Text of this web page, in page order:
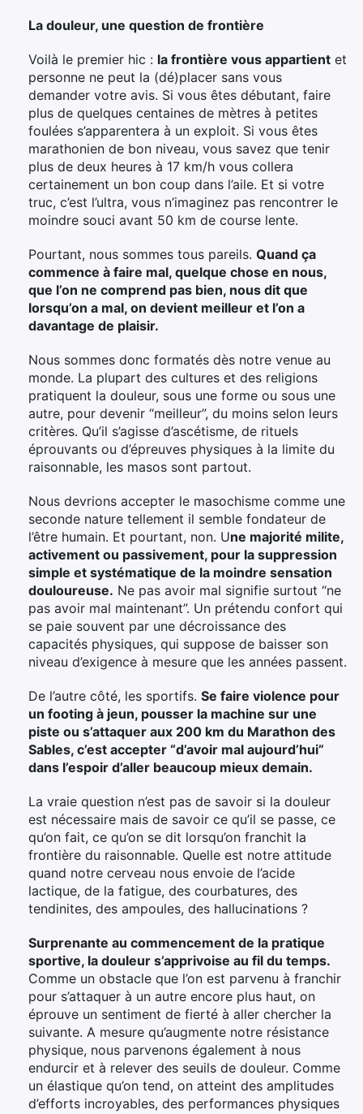
La douleur, une question de frontière
Voilà le premier hic : la frontière vous appartient et
personne ne peut la (dé)placer sans vous
demander votre avis. Si vous êtes débutant, faire
plus de quelques centaines de mètres à petites
foulées s’apparentera à un exploit. Si vous êtes
marathonien de bon niveau, vous savez que tenir
plus de deux heures à 17 km/h vous collera
certainement un bon coup dans l’aile. Et si votre
truc, c’est l’ultra, vous n’imaginez pas rencontrer le
moindre souci avant 50 km de course lente.
Pourtant, nous sommes tous pareils. Quand ça
commence à faire mal, quelque chose en nous,
que l’on ne comprend pas bien, nous dit que
lorsqu’on a mal, on devient meilleur et l’on a
davantage de plaisir.
Nous sommes donc formatés dès notre venue au
monde. La plupart des cultures et des religions
pratiquent la douleur, sous une forme ou sous une
autre, pour devenir “meilleur”, du moins selon leurs
critères. Qu’il s’agisse d’ascétisme, de rituels
éprouvants ou d’épreuves physiques à la limite du
raisonnable, les masos sont partout.
Nous devrions accepter le masochisme comme une
seconde nature tellement il semble fondateur de
l’être humain. Et pourtant, non. Une majorité milite,
activement ou passivement, pour la suppression
simple et systématique de la moindre sensation
douloureuse. Ne pas avoir mal signifie surtout “ne
pas avoir mal maintenant”. Un prétendu confort qui
se paie souvent par une décroissance des
capacités physiques, qui suppose de baisser son
niveau d’exigence à mesure que les années passent.
De l’autre côté, les sportifs. Se faire violence pour
un footing à jeun, pousser la machine sur une
piste ou s’attaquer aux 200 km du Marathon des
Sables, c’est accepter “d’avoir mal aujourd’hui”
dans l’espoir d’aller beaucoup mieux demain.
La vraie question n’est pas de savoir si la douleur
est nécessaire mais de savoir ce qu’il se passe, ce
qu’on fait, ce qu’on se dit lorsqu’on franchit la
frontière du raisonnable. Quelle est notre attitude
quand notre cerveau nous envoie de l’acide
lactique, de la fatigue, des courbatures, des
tendinites, des ampoules, des hallucinations ?
Surprenante au commencement de la pratique
sportive, la douleur s’apprivoise au fil du temps.
Comme un obstacle que l’on est parvenu à franchir
pour s’attaquer à un autre encore plus haut, on
éprouve un sentiment de fierté à aller chercher la
suivante. A mesure qu’augmente notre résistance
physique, nous parvenons également à nous
endurcir et à relever des seuils de douleur. Comme
un élastique qu’on tend, on atteint des amplitudes
d’efforts incroyables, des performances physiques